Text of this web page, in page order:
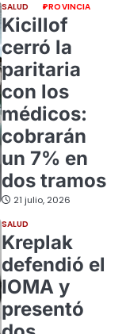
SALUD PROVINCIA
Kicillof
cerró la
paritaria
con los
médicos:
cobrarán
un 7% en
dos tramos
21 julio, 2026
SALUD
Kreplak
defendió el
IOMA y
presentó